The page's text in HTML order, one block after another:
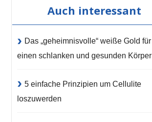
Auch interessant
Das „geheimnisvolle“ weiße Gold für
einen schlanken und gesunden Körper
5 einfache Prinzipien um Cellulite
loszuwerden